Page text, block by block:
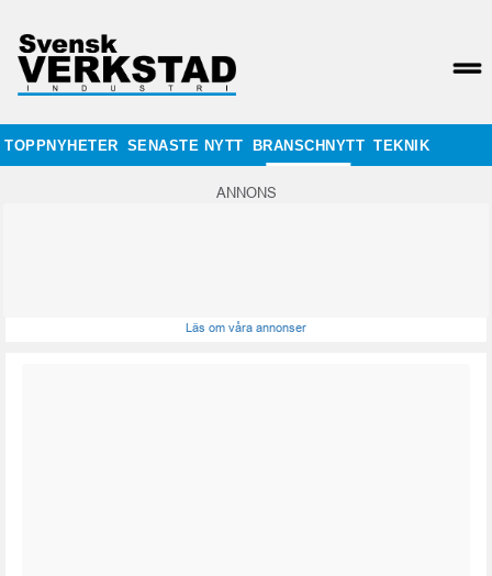
TOPPNYHETER SENASTE NYTT BRANSCHNYTT TEKNIK
ANNONS
Läs om våra annonser